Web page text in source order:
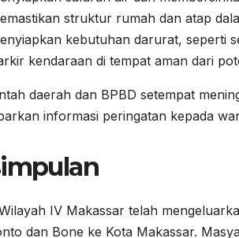
struktur rumah dan atap
kebutuhan darurat, seperti
kendaraan di tempat aman dari
daerah dan BPBD setempat
informasi peringatan kepada
IV Makassar telah
dan Bone ke Kota Makassar.